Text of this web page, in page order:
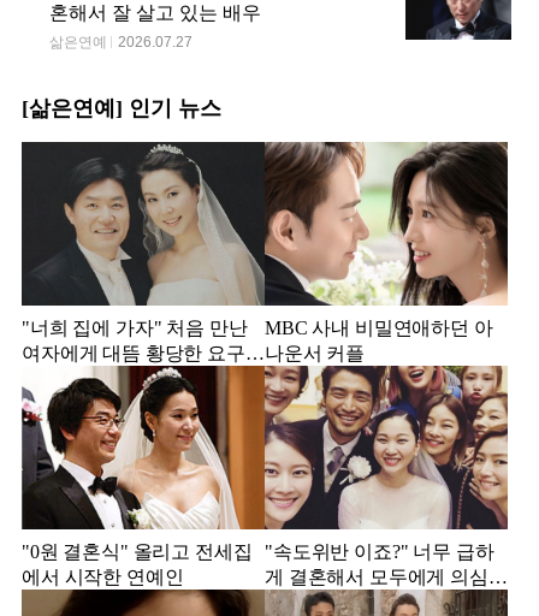
혼해서 잘 살고 있는 배우
삶은연예 2026.07.27
[삶은연예] 인기 뉴스
"너희 집에 가자" 처음 만난
여자에게 대뜸 황당한 요구
했다는 MBC 아나운서
MBC 사내 비밀연애하던 아
나운서 커플
"0원 결혼식" 올리고 전세집
에서 시작한 연예인
"속도위반 이죠?" 너무 급하
게 결혼해서 모두에게 의심
받았던 스타